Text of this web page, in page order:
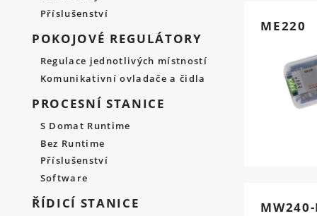
Příslušenství
POKOJOVÉ REGULÁTORY
Regulace jednotlivých místností
Komunikativní ovladače a čidla
PROCESNÍ STANICE
S Domat Runtime
Bez Runtime
Příslušenství
Software
ŘÍDICÍ STANICE
ME220